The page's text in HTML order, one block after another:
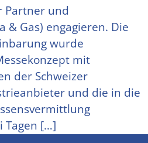
Partner und
& Gas) engagieren. Die
wurde
mit
der Schweizer
und die in die
Tagen […]